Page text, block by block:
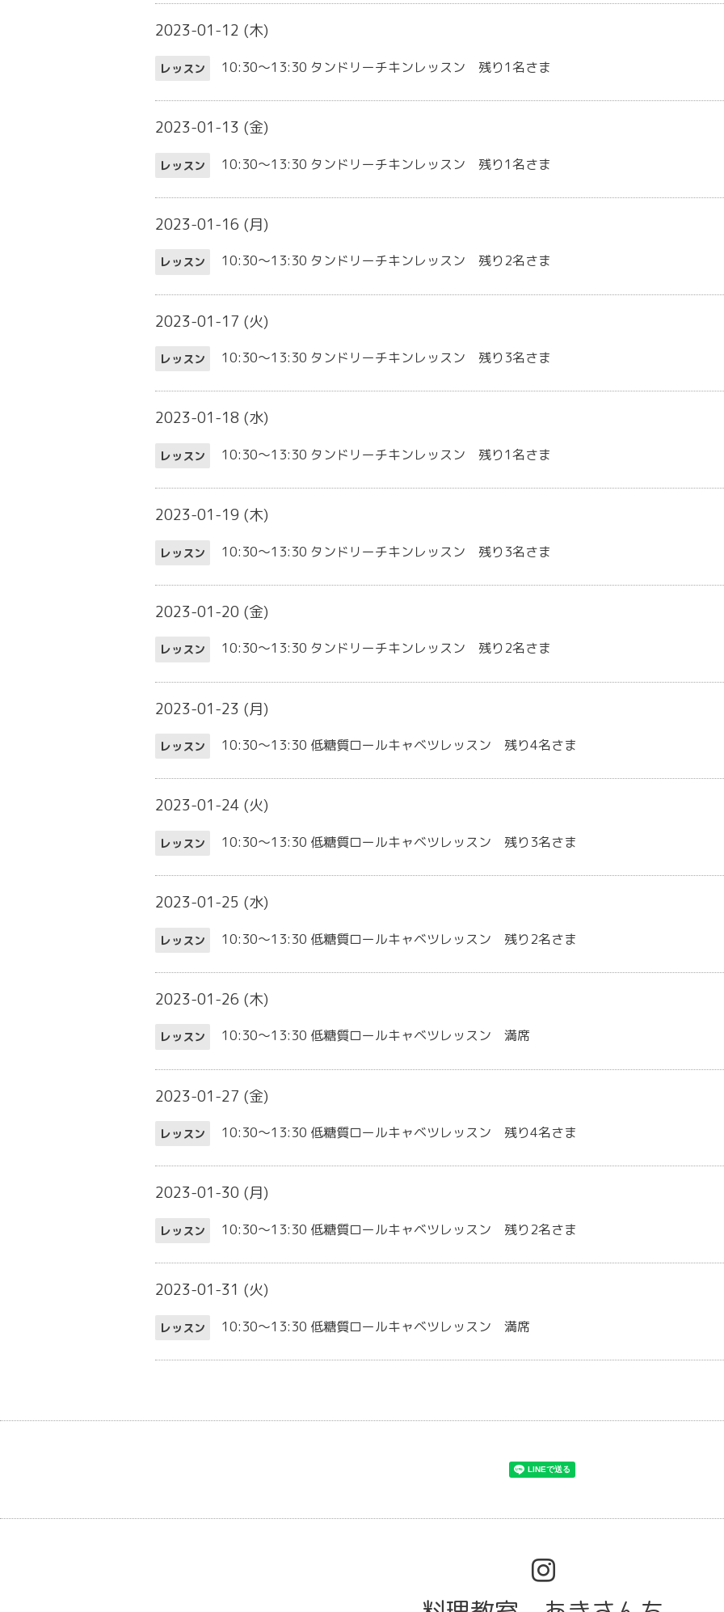
2023-01-12 (木)
レッスン 10:30～13:30 タンドリーチキンレッスン 残り1名さま
2023-01-13 (金)
レッスン 10:30～13:30 タンドリーチキンレッスン 残り1名さま
2023-01-16 (月)
レッスン 10:30～13:30 タンドリーチキンレッスン 残り2名さま
2023-01-17 (火)
レッスン 10:30～13:30 タンドリーチキンレッスン 残り3名さま
2023-01-18 (水)
レッスン 10:30～13:30 タンドリーチキンレッスン 残り1名さま
2023-01-19 (木)
レッスン 10:30～13:30 タンドリーチキンレッスン 残り3名さま
2023-01-20 (金)
レッスン 10:30～13:30 タンドリーチキンレッスン 残り2名さま
2023-01-23 (月)
レッスン 10:30～13:30 低糖質ロールキャベツレッスン 残り4名さま
2023-01-24 (火)
レッスン 10:30～13:30 低糖質ロールキャベツレッスン 残り3名さま
2023-01-25 (水)
レッスン 10:30～13:30 低糖質ロールキャベツレッスン 残り2名さま
2023-01-26 (木)
レッスン 10:30～13:30 低糖質ロールキャベツレッスン 満席
2023-01-27 (金)
レッスン 10:30～13:30 低糖質ロールキャベツレッスン 残り4名さま
2023-01-30 (月)
レッスン 10:30～13:30 低糖質ロールキャベツレッスン 残り2名さま
2023-01-31 (火)
レッスン 10:30～13:30 低糖質ロールキャベツレッスン 満席